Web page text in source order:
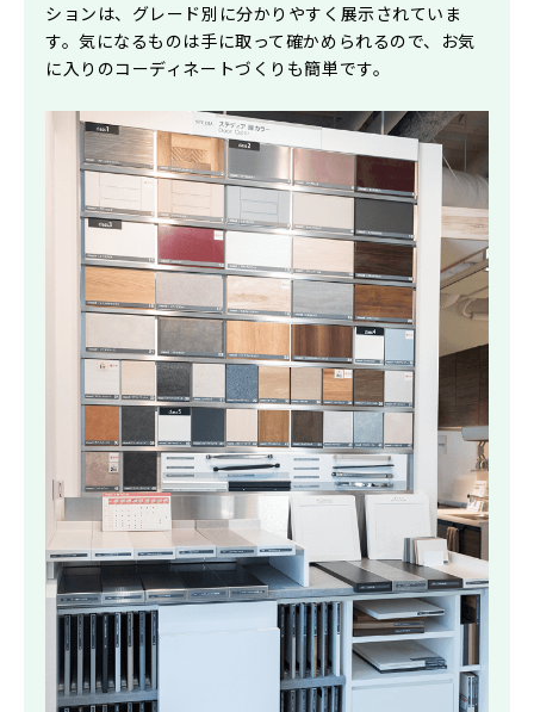
ションは、グレード別に分かりやすく展示されていま
す。気になるものは手に取って確かめられるので、お気
に入りのコーディネートづくりも簡単です。